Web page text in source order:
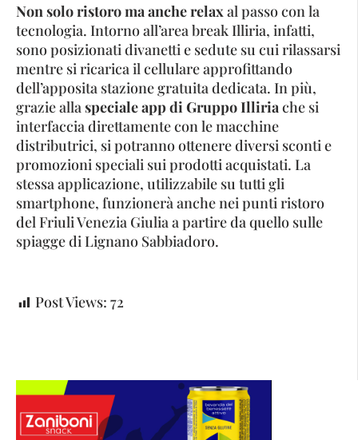
Non solo ristoro ma anche relax al passo con la
tecnologia. Intorno all’area break Illiria, infatti,
sono posizionati divanetti e sedute su cui rilassarsi
mentre si ricarica il cellulare approfittando
dell’apposita stazione gratuita dedicata. In più,
grazie alla speciale app di Gruppo Illiria che si
interfaccia direttamente con le macchine
distributrici, si potranno ottenere diversi sconti e
promozioni speciali sui prodotti acquistati. La
stessa applicazione, utilizzabile su tutti gli
smartphone, funzionerà anche nei punti ristoro
del Friuli Venezia Giulia a partire da quello sulle
spiagge di Lignano Sabbiadoro.
Post Views: 72